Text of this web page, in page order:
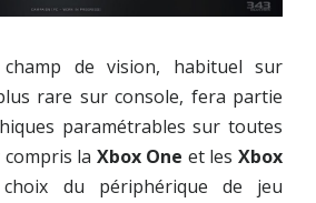
de vision, habituel sur
rare sur console, fera partie
paramétrables sur toutes
la Xbox One et lesXbox
du périphérique de jeu